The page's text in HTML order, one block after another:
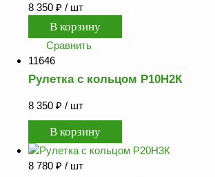
8 350 ₽ / шт
Сравнить
11646
Рулетка с кольцом Р10Н2К
8 350 ₽ / шт
8 780 ₽ / шт